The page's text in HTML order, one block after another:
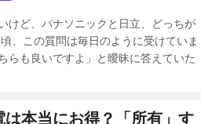
けど、パナソニックと日立、どっちが
、この質問は毎日のように受けていま
らも良いですよ」と曖昧に答えていた
本当にお得？「所有」す